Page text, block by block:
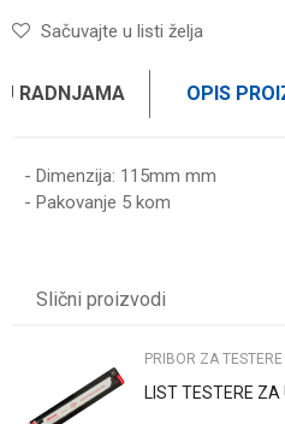
Sačuvajte u listi želja
RADNJAMA OPIS
- Dimenzija: 115mm mm
- Pakovanje 5 kom
Poruka
Slični proizvodi
PRIBOR ZA
LIST TESTERE